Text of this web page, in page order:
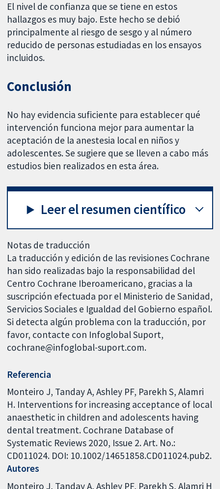
El nivel de confianza que se tiene en estos
hallazgos es muy bajo. Este hecho se debió
principalmente al riesgo de sesgo y al número
reducido de personas estudiadas en los ensayos
incluidos.
Conclusión
No hay evidencia suficiente para establecer qué
intervención funciona mejor para aumentar la
aceptación de la anestesia local en niños y
adolescentes. Se sugiere que se lleven a cabo más
estudios bien realizados en esta área.
Leer el resumen científico
Notas de traducción
La traducción y edición de las revisiones Cochrane
han sido realizadas bajo la responsabilidad del
Centro Cochrane Iberoamericano, gracias a la
suscripción efectuada por el Ministerio de Sanidad,
Servicios Sociales e Igualdad del Gobierno español.
Si detecta algún problema con la traducción, por
favor, contacte con Infoglobal Suport,
cochrane@infoglobal-suport.com.
Referencia
Monteiro J, Tanday A, Ashley PF, Parekh S, Alamri
H. Interventions for increasing acceptance of local
anaesthetic in children and adolescents having
dental treatment. Cochrane Database of
Systematic Reviews 2020, Issue 2. Art. No.:
CD011024. DOI: 10.1002/14651858.CD011024.pub2.
Autores
Monteiro J Tanday A Ashley PF Parekh S Alamri H